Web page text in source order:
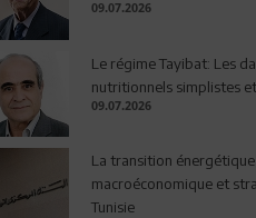
09.07.2026
Le régime Tayibat: Les
nutritionnels simplistes
09.07.2026
La transition
macroéconomique et
Tunisie